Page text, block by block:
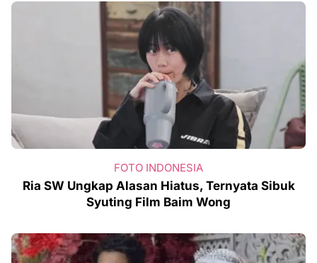
FOTO INDONESIA
Ria SW Ungkap Alasan Hiatus, Ternyata Sibuk
Syuting Film Baim Wong